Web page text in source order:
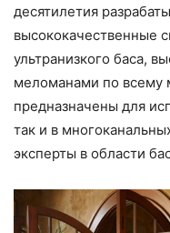
десятилетия
высококачественные
ультранизкого баса,
меломанами по всему
предназначены для
так и в
эксперты в области